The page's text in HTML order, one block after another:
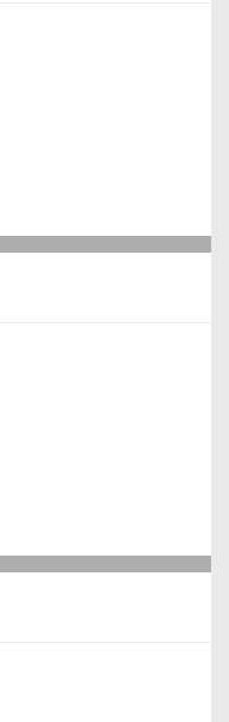
hàng
hàng